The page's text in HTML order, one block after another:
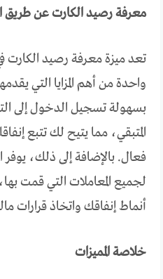
معرفة رصيد الكارت عن طريق
تعد ميزة معرفة رصيد
واحدة من أهم المزايا التي
بسهولة تسجيل الدخول إلى
المتبقي، مما يتيح لك تتبع
فعال. بالإضافة إلى ذلك،
لجميع المعاملات التي قمت
أنماط إنفاقك واتخاذ قرارات
خلاصة المميزات